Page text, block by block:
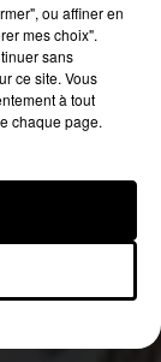
«
prendre
de PNL
ou affiner en
mes choix".
sans
ce site. Vous
à tout
chaque page.